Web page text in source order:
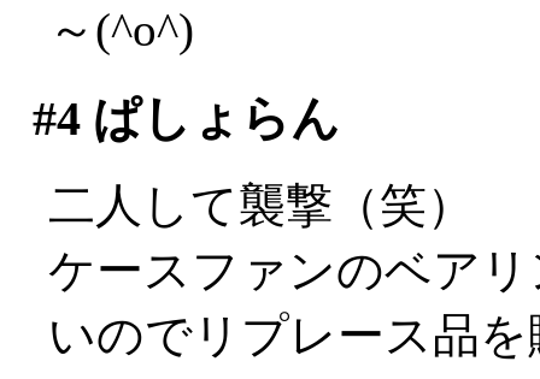
～(^o^)
#4ぱしょらん
二人して襲撃（笑）
ケースファンのベア
いのでリプレース品を